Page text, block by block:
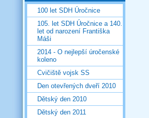
100 let SDH Úročnice
105. let SDH Úročnice a 140.
let od narození Františka
Máši
2014 - O nejlepší úročenské
koleno
Cvičiště vojsk SS
Den otevřených dveří 2010
Dětský den 2010
Dětský den 2011